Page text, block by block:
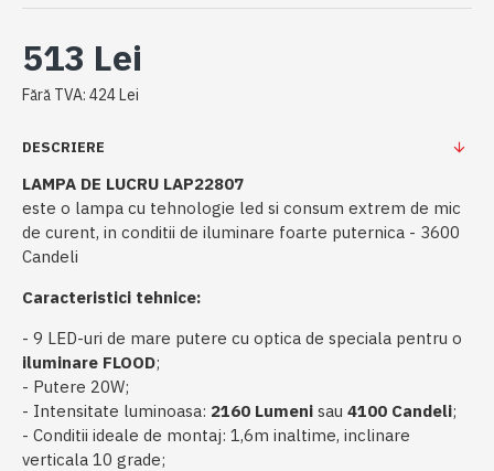
513 Lei
Fără TVA: 424 Lei
DESCRIERE
LAMPA DE LUCRU LAP22807
este o lampa cu tehnologie led si consum extrem de mic
de curent, in conditii de iluminare foarte puternica - 3600
Candeli
Caracteristici tehnice:
- 9 LED-uri de mare putere cu optica de speciala pentru o
iluminare FLOOD;
- Putere 20W;
- Intensitate luminoasa: 2160 Lumeni sau 4100 Candeli;
- Conditii ideale de montaj: 1,6m inaltime, inclinare
verticala 10 grade;